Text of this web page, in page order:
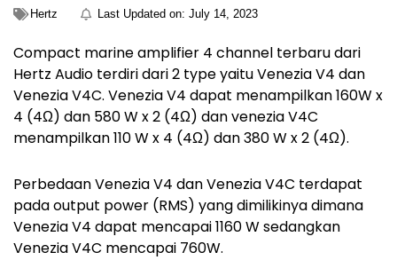
Hertz Last Updated on: July 14, 2023
Compact marine amplifier 4 channel terbaru dari
Hertz Audio terdiri dari 2 type yaitu Venezia V4 dan
Venezia V4C. Venezia V4 dapat menampilkan 160W x
4 (4Ω) dan 580 W x 2 (4Ω) dan venezia V4C
menampilkan 110 W x 4 (4Ω) dan 380 W x 2 (4Ω).
Perbedaan Venezia V4 dan Venezia V4C terdapat
pada output power (RMS) yang dimilikinya dimana
Venezia V4 dapat mencapai 1160 W sedangkan
Venezia V4C mencapai 760W.